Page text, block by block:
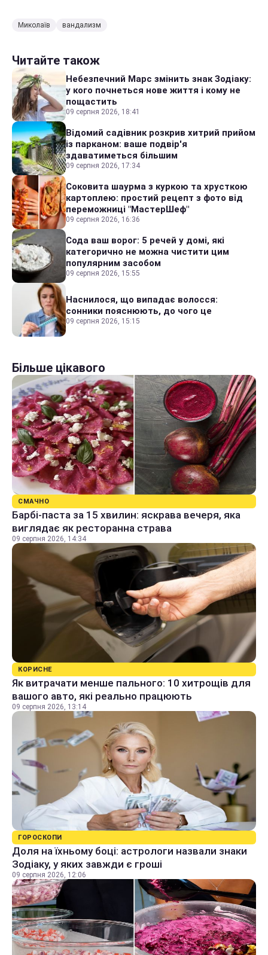
Миколаїв вандализм
Читайте також
Небезпечний Марс змінить знак Зодіаку:
у кого почнеться нове життя і кому не
пощастить
09 серпня 2026, 18:41
Відомий садівник розкрив хитрий прийом
із парканом: ваше подвір'я
здаватиметься більшим
09 серпня 2026, 17:34
Соковита шаурма з куркою та хрусткою
картоплею: простий рецепт з фото від
переможниці "МастерШеф"
09 серпня 2026, 16:36
Сода ваш ворог: 5 речей у домі, які
категорично не можна чистити цим
популярним засобом
09 серпня 2026, 15:55
Наснилося, що випадає волосся:
сонники пояснюють, до чого це
09 серпня 2026, 15:15
Більше цікавого
СМАЧНО
Барбі-паста за 15 хвилин: яскрава вечеря, яка
виглядає як ресторанна страва
09 серпня 2026, 14:34
КОРИСНЕ
Як витрачати менше пального: 10 хитрощів для
вашого авто, які реально працюють
09 серпня 2026, 13:14
ГОРОСКОПИ
Доля на їхньому боці: астрологи назвали знаки
Зодіаку, у яких завжди є гроші
09 серпня 2026, 12:06